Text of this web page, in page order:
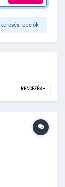
opciók
RENDEZÉS